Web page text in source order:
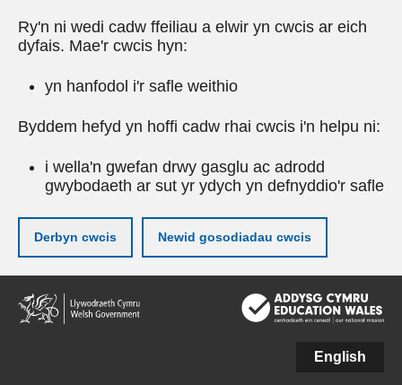
Ry'n ni wedi cadw ffeiliau a elwir yn cwcis ar eich
dyfais. Mae'r cwcis hyn:
yn hanfodol i'r safle weithio
Byddem hefyd yn hoffi cadw rhai cwcis i'n helpu ni:
i wella'n gwefan drwy gasglu ac adrodd
gwybodaeth ar sut yr ydych yn defnyddio'r safle
Derbyn cwcis Newid gosodiadau cwcis
Neidio
i'r
prif
English